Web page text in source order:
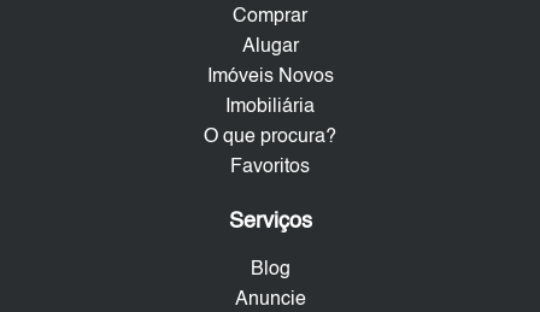
Comprar
Alugar
Imóveis Novos
Imobiliária
O que procura?
Favoritos
Serviços
Blog
Anuncie